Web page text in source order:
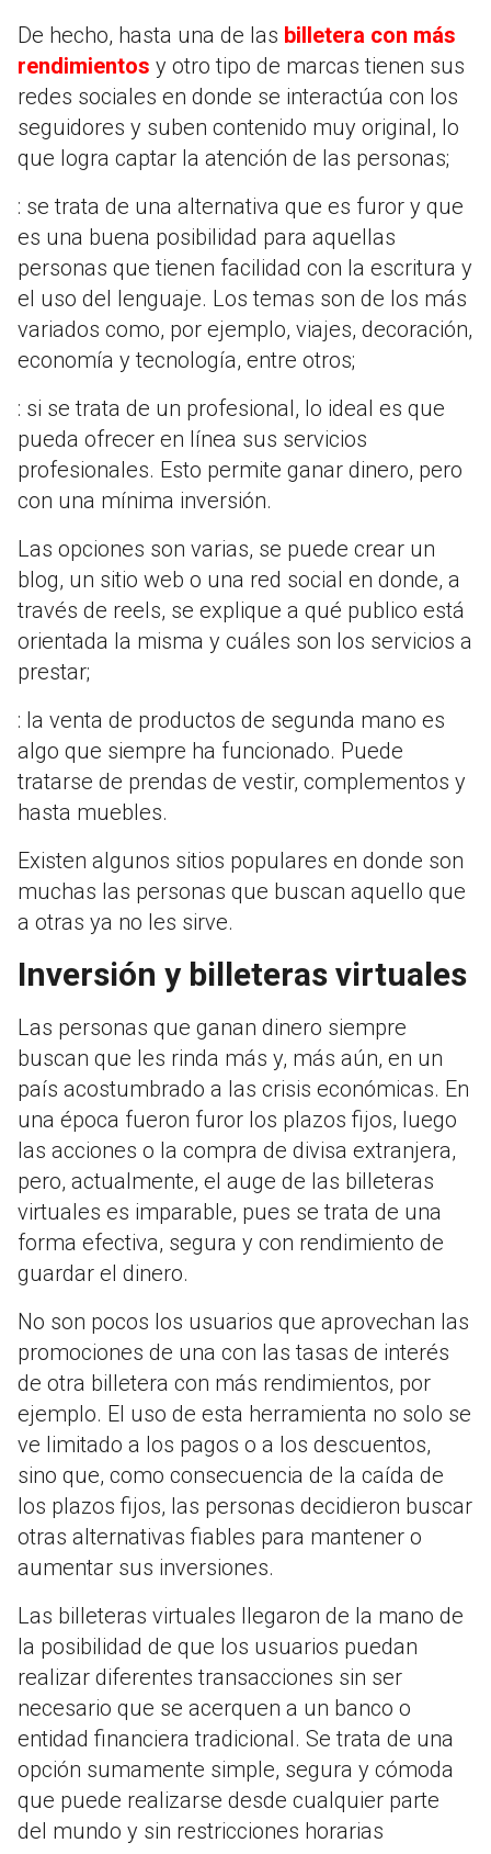
De hecho, hasta una de las billetera con más
rendimientos y otro tipo de marcas tienen sus
redes sociales en donde se interactúa con los
seguidores y suben contenido muy original, lo
que logra captar la atención de las personas;
: se trata de una alternativa que es furor y que
es una buena posibilidad para aquellas
personas que tienen facilidad con la escritura y
el uso del lenguaje. Los temas son de los más
variados como, por ejemplo, viajes, decoración,
economía y tecnología, entre otros;
: si se trata de un profesional, lo ideal es que
pueda ofrecer en línea sus servicios
profesionales. Esto permite ganar dinero, pero
con una mínima inversión.
Las opciones son varias, se puede crear un
blog, un sitio web o una red social en donde, a
través de reels, se explique a qué publico está
orientada la misma y cuáles son los servicios a
prestar;
: la venta de productos de segunda mano es
algo que siempre ha funcionado. Puede
tratarse de prendas de vestir, complementos y
hasta muebles.
Existen algunos sitios populares en donde son
muchas las personas que buscan aquello que
a otras ya no les sirve.
Inversión y billeteras virtuales
Las personas que ganan dinero siempre
buscan que les rinda más y, más aún, en un
país acostumbrado a las crisis económicas. En
una época fueron furor los plazos fijos, luego
las acciones o la compra de divisa extranjera,
pero, actualmente, el auge de las billeteras
virtuales es imparable, pues se trata de una
forma efectiva, segura y con rendimiento de
guardar el dinero.
No son pocos los usuarios que aprovechan las
promociones de una con las tasas de interés
de otra billetera con más rendimientos, por
ejemplo. El uso de esta herramienta no solo se
ve limitado a los pagos o a los descuentos,
sino que, como consecuencia de la caída de
los plazos fijos, las personas decidieron buscar
otras alternativas fiables para mantener o
aumentar sus inversiones.
Las billeteras virtuales llegaron de la mano de
la posibilidad de que los usuarios puedan
realizar diferentes transacciones sin ser
necesario que se acerquen a un banco o
entidad financiera tradicional. Se trata de una
opción sumamente simple, segura y cómoda
que puede realizarse desde cualquier parte
del mundo y sin restricciones horarias